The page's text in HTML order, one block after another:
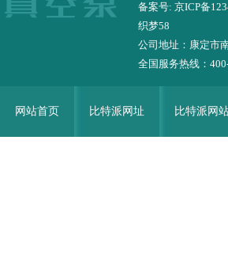
备案号: 京ICP备
织梦58
公司地址：康定市
全国服务热线：
网站首页 比特派网址 比特派网